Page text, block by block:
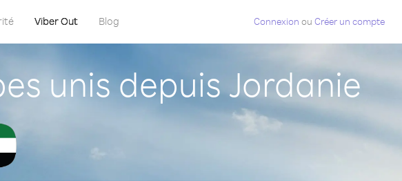
Viber Out Blog Connexion ou Créer un compte
unis depuis Jordanie